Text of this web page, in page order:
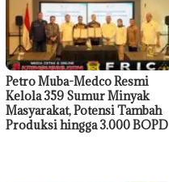
Petro Muba-Medco Resmi
Kelola 359 Sumur Minyak
Masyarakat, Potensi Tambah
Produksi hingga 3.000 BOPD